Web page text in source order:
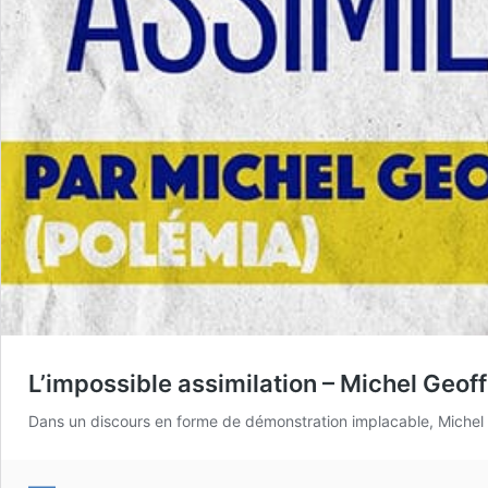
L’impossible assimilation – Michel
Dans un discours en forme de démonstration implacable,